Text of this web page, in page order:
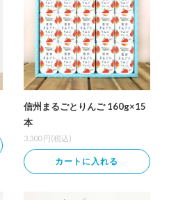
信州まるごとりんご 160g×15
本
3,300 円(税込)
カートに入れる